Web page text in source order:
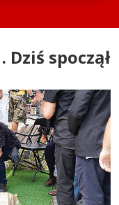
Dziś spoczął